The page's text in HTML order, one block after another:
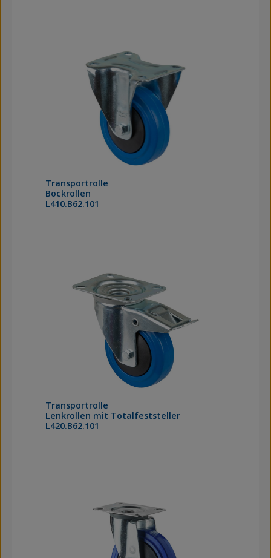
Transportrolle
Bockrollen
L410.B62.101
Transportrolle
Lenkrollen mit Totalfeststeller
L420.B62.101